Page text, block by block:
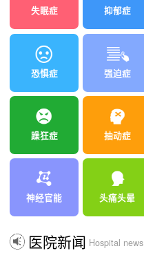
失眠症 抑郁症
恐惧症 强迫症
躁狂症 抽动症
神经官能 头痛头晕
医院新闻 Hospital news